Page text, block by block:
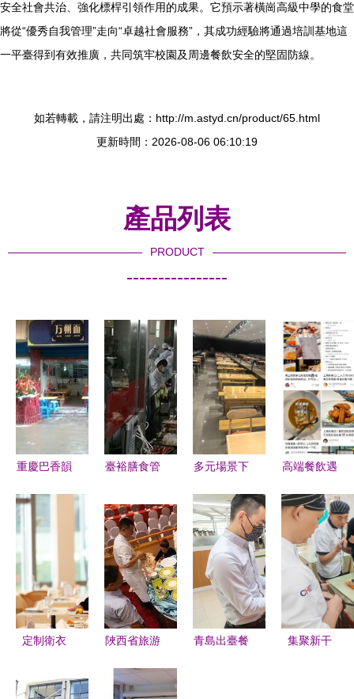
安全社會共治、強化標桿引領作用的成果。它預示著橫崗高級中學的食堂
將從“優秀自我管理”走向“卓越社會服務”，其成功經驗將通過培訓基地這
一平臺得到有效推廣，共同筑牢校園及周邊餐飲安全的堅固防線。
如若轉載，請注明出處：http://m.astyd.cn/product/65.html
更新時間：2026-08-06 06:10:19
產品列表
PRODUCT
----------------
重慶巴香韻
餐飲服務創
新與專業指
導
臺裕膳食管
方位餐飲解
決方案提供
商
多元場景下
品展示策略
提升餐飲服
務競爭力的
視覺藝術
高端餐飲遇
主義擴容
餐飲消費趨
勢日漸明晰
定制衛衣
店服務員工
陜西省旅游
服務現場實
青島出臺餐
集聚新干